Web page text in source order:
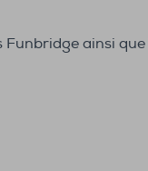
Funbridge ainsi que